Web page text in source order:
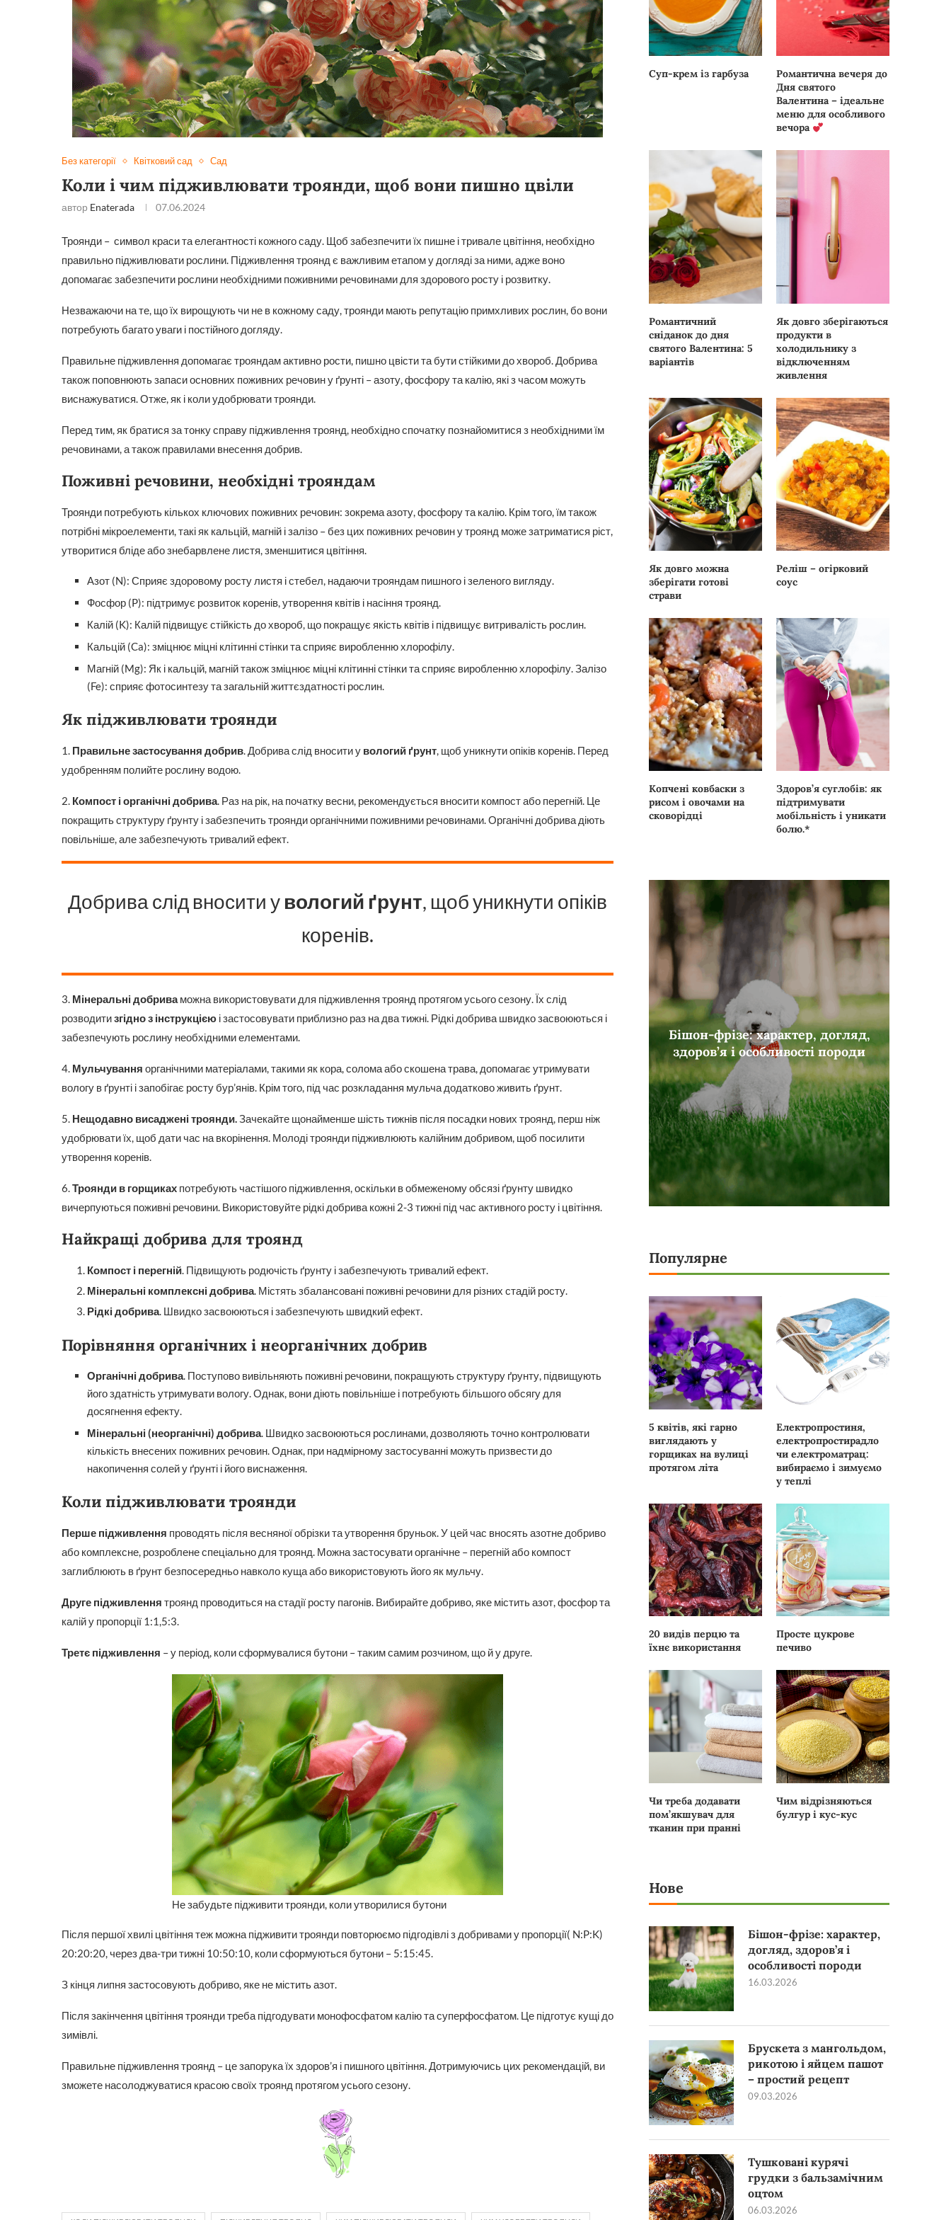
Без категорії Квітковий сад Сад
Коли і чим підживлювати троянди, щоб вони пишно цвіли
автор Enaterada 07.06.2024
Троянди – символ краси та елегантності кожного саду. Щоб забезпечити їх пишне і тривале цвітіння, необхідно
правильно підживлювати рослини. Підживлення троянд є важливим етапом у догляді за ними, адже воно
допомагає забезпечити рослини необхідними поживними речовинами для здорового росту і розвитку.
Незважаючи на те, що їх вирощують чи не в кожному саду, троянди мають репутацію примхливих рослин, бо вони
потребують багато уваги і постійного догляду.
Правильне підживлення допомагає трояндам активно рости, пишно цвісти та бути стійкими до хвороб. Добрива
також поповнюють запаси основних поживних речовин у ґрунті – азоту, фосфору та калію, які з часом можуть
виснажуватися. Отже, як і коли удобрювати троянди.
Перед тим, як братися за тонку справу підживлення троянд, необхідно спочатку познайомитися з необхідними їм
речовинами, а також правилами внесення добрив.
Поживні речовини, необхідні трояндам
Троянди потребують кількох ключових поживних речовин: зокрема азоту, фосфору та калію. Крім того, їм також
потрібні мікроелементи, такі як кальцій, магній і залізо – без цих поживних речовин у троянд може затриматися ріст,
утворитися бліде або знебарвлене листя, зменшитися цвітіння.
Азот (N): Сприяє здоровому росту листя і стебел, надаючи трояндам пишного і зеленого вигляду.
Фосфор (P): підтримує розвиток коренів, утворення квітів і насіння троянд.
Калій (K): Калій підвищує стійкість до хвороб, що покращує якість квітів і підвищує витривалість рослин.
Кальцій (Ca): зміцнює міцні клітинні стінки та сприяє виробленню хлорофілу.
Магній (Mg): Як і кальцій, магній також зміцнює міцні клітинні стінки та сприяє виробленню хлорофілу. Залізо
(Fe): сприяє фотосинтезу та загальній життєздатності рослин.
Як підживлювати троянди
1. Правильне застосування добрив. Добрива слід вносити у вологий ґрунт, щоб уникнути опіків коренів. Перед
удобренням полийте рослину водою.
2. Компост і органічні добрива. Раз на рік, на початку весни, рекомендується вносити компост або перегній. Це
покращить структуру ґрунту і забезпечить троянди органічними поживними речовинами. Органічні добрива діють
повільніше, але забезпечують тривалий ефект.
Добрива слід вносити у вологий ґрунт, щоб уникнути опіків
коренів.
3. Мінеральні добриваможна використовувати для підживлення троянд протягом усього сезону. Їх слід
розводитизгідно з інструкцією і застосовувати приблизно раз на два тижні. Рідкі добрива швидко засвоюються і
забезпечують рослину необхідними елементами.
4. Мульчування органічними матеріалами, такими як кора, солома або скошена трава, допомагає утримувати
вологу в ґрунті і запобігає росту бур’янів. Крім того, під час розкладання мульча додатково живить ґрунт.
5. Нещодавно висаджені троянди.Зачекайте щонайменше шість тижнів після посадки нових троянд, перш ніж
удобрювати їх, щоб дати час на вкорінення. Молоді троянди підживлюють калійним добривом, щоб посилити
утворення коренів.
6.Троянди в горщиках потребують частішого підживлення, оскільки в обмеженому обсязі ґрунту швидко
вичерпуються поживні речовини. Використовуйте рідкі добрива кожні 2-3 тижні під час активного росту і цвітіння.
Найкращі добрива для троянд
Компост і перегній. Підвищують родючість ґрунту і забезпечують тривалий ефект.
Мінеральні комплексні добрива. Містять збалансовані поживні речовини для різних стадій росту.
Рідкі добрива. Швидко засвоюються і забезпечують швидкий ефект.
Порівняння органічних і неорганічних добрив
Органічні добрива. Поступово вивільняють поживні речовини, покращують структуру ґрунту, підвищують
його здатність утримувати вологу. Однак, вони діють повільніше і потребують більшого обсягу для
досягнення ефекту.
Мінеральні (неорганічні) добрива. Швидко засвоюються рослинами, дозволяють точно контролювати
кількість внесених поживних речовин. Однак, при надмірному застосуванні можуть призвести до
накопичення солей у ґрунті і його виснаження.
Коли підживлювати троянди
Перше підживлення проводять після весняної обрізки та утворення бруньок. У цей час вносять азотне добриво
або комплексне, розроблене спеціально для троянд. Можна застосувати органічне – перегній або компост
заглиблюють в ґрунт безпосередньо навколо куща або використовують його як мульчу.
Друге підживлення троянд проводиться на стадії росту пагонів. Вибирайте добриво, яке містить азот, фосфор та
калій у пропорції 1:1,5:3.
Третє підживлення – у період, коли сформувалися бутони – таким самим розчином, що й у друге.
Не забудьте підживити троянди, коли утворилися бутони
Після першої хвилі цвітіння теж можна підживити троянди повторюємо підгодівлі з добривами у пропорції( N:P:K)
20:20:20, через два-три тижні 10:50:10, коли сформуються бутони – 5:15:45.
З кінця липня застосовують добриво, яке не містить азот.
Після закінчення цвітіння троянди треба підгодувати монофосфатом калію та суперфосфатом. Це підготує кущі до
зимівлі.
Правильне підживлення троянд – це запорука їх здоров’я і пишного цвітіння. Дотримуючись цих рекомендацій, ви
зможете насолоджуватися красою своїх троянд протягом усього сезону.
Суп-крем із гарбуза
Романтична вечеря до
Дня святого
Валентина – ідеальне
меню для особливого
вечора
Романтичний
сніданок до дня
святого Валентина: 5
варіантів
Як довго зберігаються
продукти в
холодильнику з
відключенням
живлення
Як довго можна
зберігати готові
страви
Реліш – огірковий
соус
Копчені ковбаски з
рисом і овочами на
сковорідці
Здоров’я суглобів: як
підтримувати
мобільність і уникати
болю.*
Бішон-фрізе: характер, догляд,
здоров’я і особливості породи
Популярне
5 квітів, які гарно
виглядають у
горщиках на вулиці
протягом літа
Електропростиня,
електропростирадло
чи електроматрац:
вибираємо і зимуємо
у теплі
20 видів перцю та
їхнє використання
Просте цукрове
печиво
Чи треба додавати
пом’якшувач для
тканин при пранні
Чим відрізняються
булгур і кус-кус
Нове
Бішон-фрізе: характер,
догляд, здоров’я і
особливості породи
16.03.2026
Брускета з мангольдом,
рикотою і яйцем пашот
– простий рецепт
09.03.2026
Тушковані курячі
грудки з бальзамічним
оцтом
06.03.2026